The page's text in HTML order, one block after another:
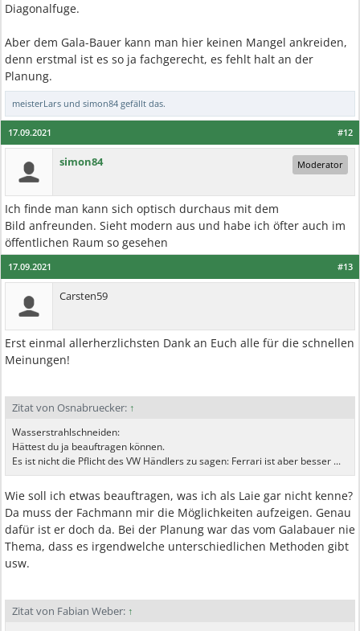
Diagonalfuge.
Aber dem Gala-Bauer kann man hier keinen Mangel ankreiden,
denn erstmal ist es so ja fachgerecht, es fehlt halt an der
Planung.
meisterLars und simon84 gefällt das.
#12
17.09.2021
simon84 Moderator
Ich finde man kann sich optisch durchaus mit dem
Bild anfreunden. Sieht modern aus und habe ich öfter auch im
öffentlichen Raum so gesehen
#13
17.09.2021
Carsten59
Erst einmal allerherzlichsten Dank an Euch alle für die schnellen
Meinungen!
Zitat von Osnabruecker: ↑
Wasserstrahlschneiden:
Hättest du ja beauftragen können.
Es ist nicht die Pflicht des VW Händlers zu sagen: Ferrari ist aber besser ...
Wie soll ich etwas beauftragen, was ich als Laie gar nicht kenne?
Da muss der Fachmann mir die Möglichkeiten aufzeigen. Genau
dafür ist er doch da. Bei der Planung war das vom Galabauer nie
Thema, dass es irgendwelche unterschiedlichen Methoden gibt
usw.
Zitat von Fabian Weber: ↑